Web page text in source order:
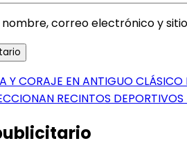
correo electrónico y
Y CORAJE EN ANTIGUO CLÁSICO
RECINTOS